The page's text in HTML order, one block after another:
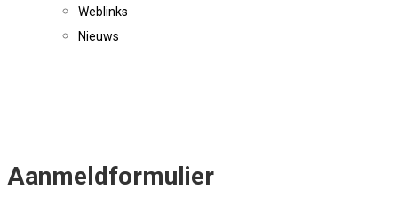
Weblinks
Nieuws
Aanmeldformulier